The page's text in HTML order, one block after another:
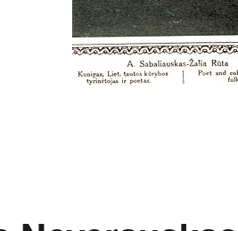
28–oji – Kalevalos diena”